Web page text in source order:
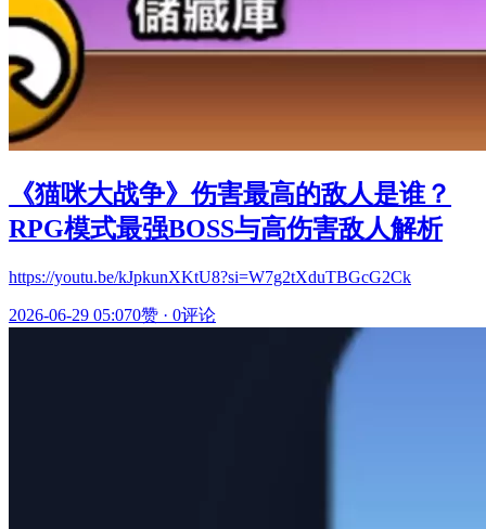
《猫咪大战争》伤害最高的敌人是谁？
RPG模式最强BOSS与高伤害敌人解析
https://youtu.be/kJpkunXKtU8?si=W7g2tXduTBGcG2Ck
2026-06-29 05:070赞 · 0评论